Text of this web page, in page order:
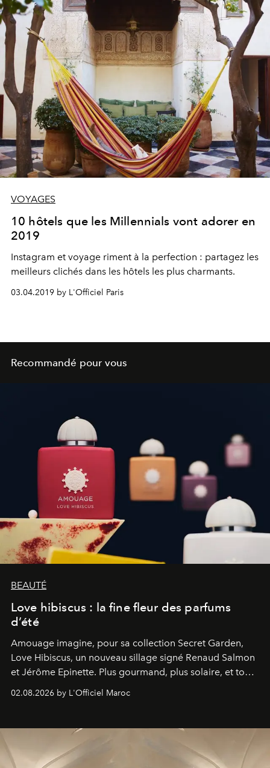
VOYAGES
10 hôtels que les Millennials vont adorer en
2019
Instagram et voyage riment à la perfection : partagez les
meilleurs clichés dans les hôtels les plus charmants.
03.04.2019 by L'Officiel Paris
Recommandé pour vous
BEAUTÉ
Love hibiscus : la fine fleur des parfums
d’été
Amouage imagine, pour sa collection Secret Garden,
Love Hibiscus, un nouveau sillage signé Renaud Salmon
et Jérôme Epinette. Plus gourmand, plus solaire, et tout
à fait irrésistible.
02.08.2026 by L'Officiel Maroc